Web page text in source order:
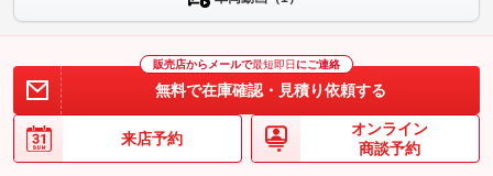
販売店からメールで最短即日 にご連絡
無料で在庫確認・見積り依頼する
来店予約
オンライン
商談予約